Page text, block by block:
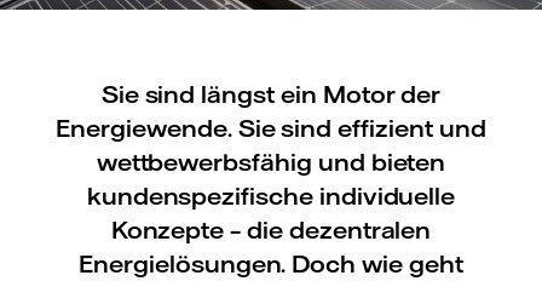
Sie sind längst ein Motor der
Energiewende. Sie sind effizient und
wettbewerbsfähig und bieten
kundenspezifische individuelle
Konzepte – die dezentralen
Energielösungen. Doch wie geht